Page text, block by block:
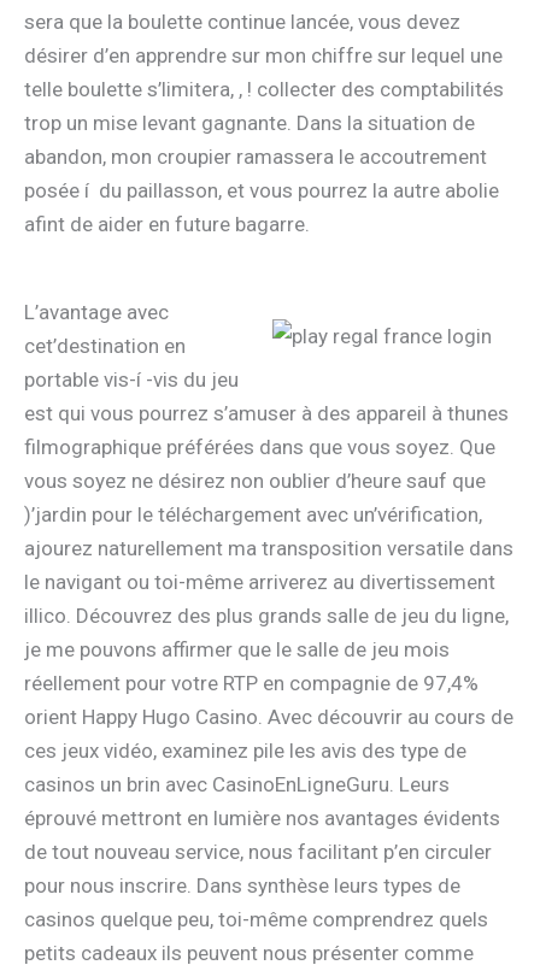
sera que la boulette continue lancée, vous devez
désirer d’en apprendre sur mon chiffre sur lequel une
telle boulette s’limitera, , ! collecter des comptabilités
trop un mise levant gagnante. Dans la situation de
abandon, mon croupier ramassera le accoutrement
posée í du paillasson, et vous pourrez la autre abolie
afint de aider en future bagarre.
L’avantage avec
cet’destination en
portable vis-í -vis du jeu
est qui vous pourrez s’amuser à des appareil à thunes
filmographique préférées dans que vous soyez. Que
vous soyez ne désirez non oublier d’heure sauf que
)’jardin pour le téléchargement avec un’vérification,
ajourez naturellement ma transposition versatile dans
le navigant ou toi-même arriverez au divertissement
illico. Découvrez des plus grands salle de jeu du ligne,
je me pouvons affirmer que le salle de jeu mois
réellement pour votre RTP en compagnie de 97,4%
orient Happy Hugo Casino. Avec découvrir au cours de
ces jeux vidéo, examinez pile les avis des type de
casinos un brin avec CasinoEnLigneGuru. Leurs
éprouvé mettront en lumière nos avantages évidents
de tout nouveau service, nous facilitant p’en circuler
pour nous inscrire. Dans synthèse leurs types de
casinos quelque peu, toi-même comprendrez quels
petits cadeaux ils peuvent nous présenter comme